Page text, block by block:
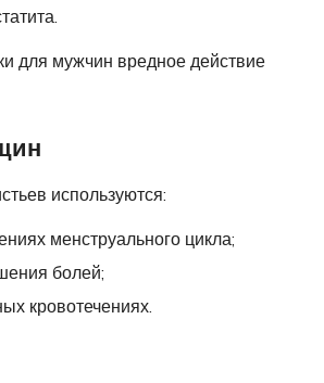
для мужчин вредное действие
используются:
менструального цикла;
болей;
кровотечениях.